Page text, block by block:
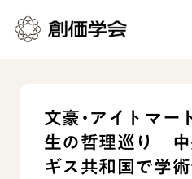
人間革命
自他共の幸福
日常の活動
文豪・アイトマー
生の哲理巡り 中
ギス共和国で学